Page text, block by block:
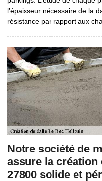
l’épaisseur nécessaire de la
résistance par rapport aux
Notre société de
assure la création
27800 solide et